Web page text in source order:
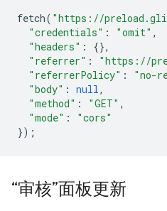
fetch( "https://
"credentials" : "omit" ,
"headers" :
{},
"referrer" : "https://
"referrerPolicy" : "no-
"body" : null,
"method" : "GET" ,
"mode" :
"cors"
});
“审核”面板更新